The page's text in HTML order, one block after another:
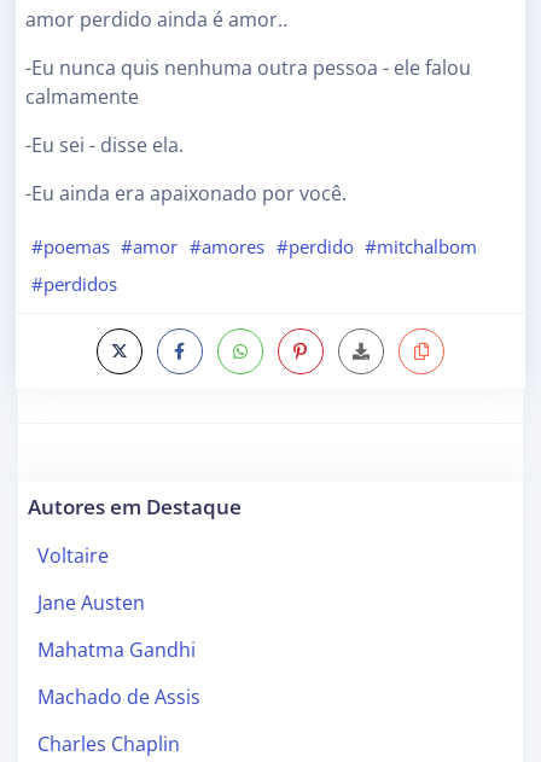
amor perdido ainda é amor..
-Eu nunca quis nenhuma outra pessoa - ele falou
calmamente
-Eu sei - disse ela.
-Eu ainda era apaixonado por você.
#poemas #amor #amores #perdido #mitchalbom
#perdidos
Autores em Destaque
Voltaire
Jane Austen
Mahatma Gandhi
Machado de Assis
Charles Chaplin